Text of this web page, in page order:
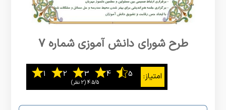
طرح شورای دانش آموزی شماره 7
4.5/5